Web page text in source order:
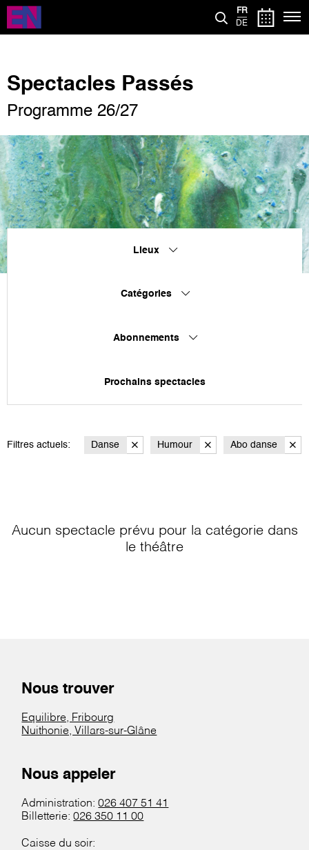
Aller
contenu
FR
DE
Spectacles Passés
Programme 26/27
Lieux
Catégories
Abonnements
Prochains spectacles
Filtres actuels: Danse Humour Abo danse
Aucun spectacle prévu pour la catégorie dans
le théâtre
Nous trouver
Equilibre, Fribourg
Nuithonie, Villars-sur-Glâne
Nous appeler
Administration:026 407 51 41
Billetterie:026 350 11 00
Caisse du soir: